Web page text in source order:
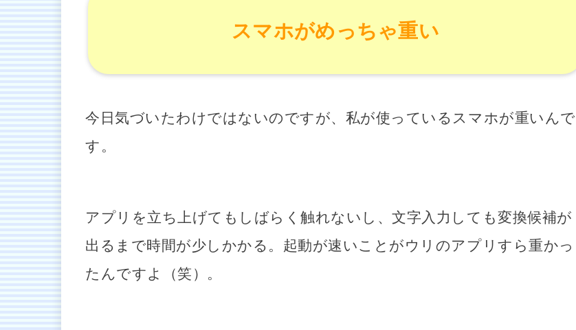
スマホがめっちゃ重い
今日気づいたわけではないのですが、私が使っているスマホが重いんで
す。
アプリを立ち上げてもしばらく触れないし、文字入力しても変換候補が
出るまで時間が少しかかる。起動が速いことがウリのアプリすら重かっ
たんですよ（笑）。